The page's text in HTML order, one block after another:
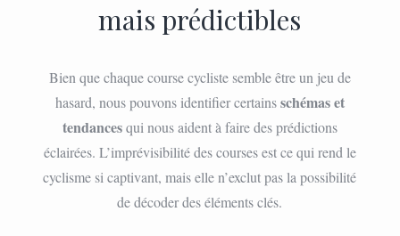
mais prédictibles
Bien que chaque course cycliste semble être un jeu de
hasard, nous pouvons identifier certainsschémas et
tendancesqui nous aident à faire des prédictions
éclairées. L’imprévisibilité des courses est ce qui rend le
cyclisme si captivant, mais elle n’exclut pas la possibilité
de décoder des éléments clés.